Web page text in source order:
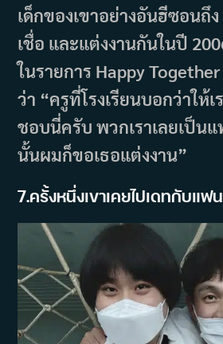
เด็กของเขาอย่างอันฮีซอนถึ
เชื่อ และแต่งงานกันในปี
ในรายการ Happy
ว่า “ครูที่โรงเรียนบอกว่าให้
ชอบนี่ครับ พวกเราเลยเป็น
นั้นผมก็ขอเธอแต่งงาน”
7.ครั้งหนึ่งเขาเคยไปเดทกับแ